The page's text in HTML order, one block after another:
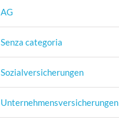
AG
Senza categoria
Sozialversicherungen
Unternehmensversicherungen